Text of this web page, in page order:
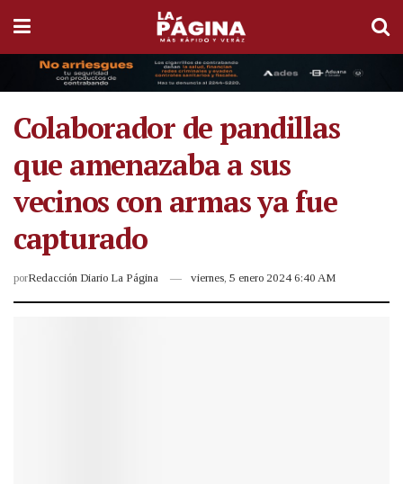
Colaborador de pandillas
que amenazaba a sus
vecinos con armas ya fue
capturado
porRedacción Diario La Página viernes, 5 enero 2024 6:40 AM